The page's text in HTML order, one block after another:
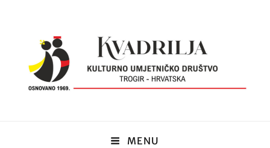
KUD KVADRILJAMENU